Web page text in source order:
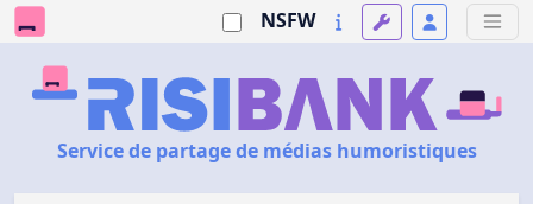
NSFW
Service de partage de médias humoristiques